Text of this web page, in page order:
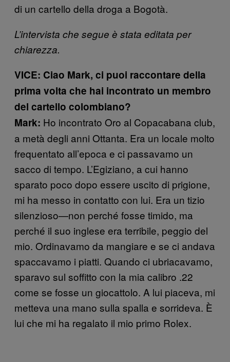
di un cartello della droga a Bogotà.
L’intervista che segue è stata editata per
chiarezza.
VICE: Ciao Mark, ci puoi raccontare della
prima volta che hai incontrato un membro
del cartello colombiano?
Mark: Ho incontrato Oro al Copacabana club,
a metà degli anni Ottanta. Era un locale molto
frequentato all’epoca e ci passavamo un
sacco di tempo. L’Egiziano, a cui hanno
sparato poco dopo essere uscito di prigione,
mi ha messo in contatto con lui. Era un tizio
silenzioso—non perché fosse timido, ma
perché il suo inglese era terribile, peggio del
mio. Ordinavamo da mangiare e se ci andava
spaccavamo i piatti. Quando ci ubriacavamo,
sparavo sul soffitto con la mia calibro .22
come se fosse un giocattolo. A lui piaceva, mi
metteva una mano sulla spalla e sorrideva. È
lui che mi ha regalato il mio primo Rolex.